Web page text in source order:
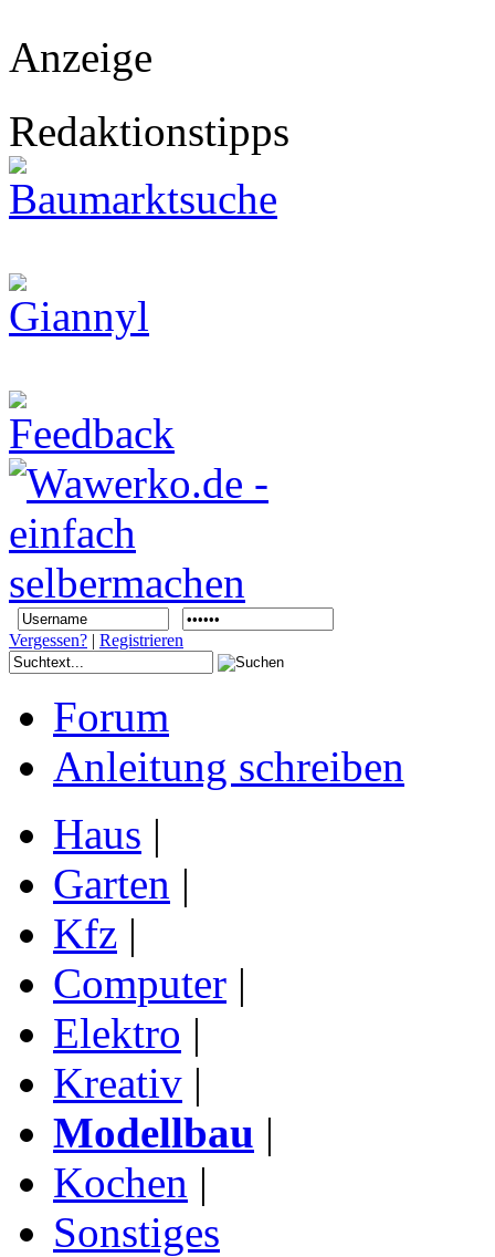
Anzeige
Redaktionstipps
Vergessen? | Registrieren
Forum
Anleitung schreiben
Haus |
Garten |
Kfz |
Computer |
Elektro |
Kreativ |
Modellbau |
Kochen |
Sonstiges